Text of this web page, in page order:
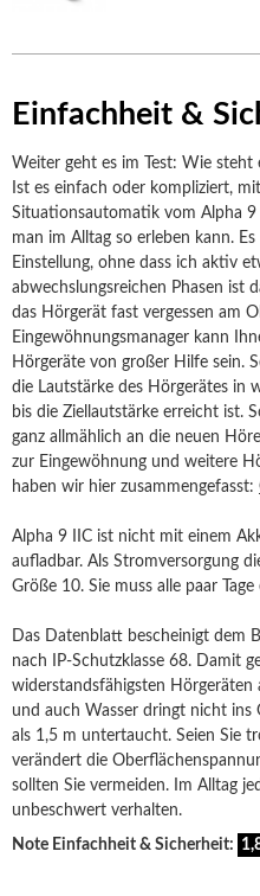
Einfachheit &
Weiter geht es im Test: Wie
Ist es einfach oder kompliziert,
Situationsautomatik vom Alpha 9
man im Alltag so erleben kann.
Einstellung, ohne dass ich aktiv
abwechslungsreichen Phasen ist
das Hörgerät fast vergessen am
Eingewöhnungsmanager kann
Hörgeräte von großer Hilfe sein.
die Lautstärke des Hörgerätes in
bis die Ziellautstärke erreicht ist.
ganz allmählich an die neuen
zur Eingewöhnung und weitere
haben wir hier zusammengefasst:
Alpha 9 IIC ist nicht mit einem
aufladbar. Als Stromversorgung
Größe 10. Sie muss alle paar
Das Datenblatt bescheinigt dem
nach IP-Schutzklasse 68. Damit
widerstandsfähigsten
und auch Wasser dringt nicht ins
als 1,5 m untertaucht. Seien Sie
verändert die
sollten Sie vermeiden. Im Alltag
unbeschwert verhalten.
Note Einfachheit & Sicherheit: